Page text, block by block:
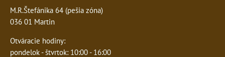
M.R.Štefánika 64 (pešia zóna)
036 01 Martin
Otváracie hodiny:
pondelok - štvrtok: 10:00 - 16:00